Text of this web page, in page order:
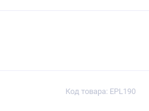
Код товара: EPL190